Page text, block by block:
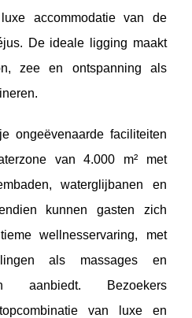
accommodatie van de
De ideale ligging maakt
zee en ontspanning als
ongeëvenaarde faciliteiten
van 4.000 m² met
waterglijbanen en
kunnen gasten zich
wellnesservaring, met
als massages en
aanbiedt. Bezoekers
van luxe en